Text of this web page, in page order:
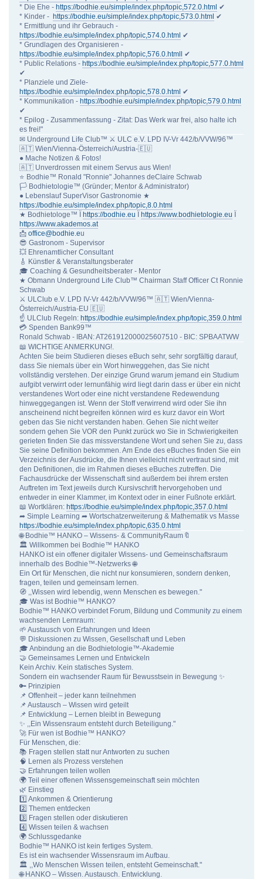
* Die Ehe - https://bodhie.eu/simple/index.php/topic,572.0.html ✔
* Kinder - https://bodhie.eu/simple/index.php/topic,573.0.html ✔
* Ermittlung und ihr Gebrauch -
https://bodhie.eu/simple/index.php/topic,574.0.html ✔
* Grundlagen des Organisieren -
https://bodhie.eu/simple/index.php/topic,576.0.htmll ✔
* Public Relations - https://bodhie.eu/simple/index.php/topic,577.0.html
✔
* Planziele und Ziele-
https://bodhie.eu/simple/index.php/topic,578.0.html ✔
* Kommunikation - https://bodhie.eu/simple/index.php/topic,579.0.html
✔
* Epilog - Zusammenfassung - Zitat: Das Werk war frei, also halte ich
es frei!"
✉ Underground Life Club™ ⚔ ULC e.V. LPD IV-Vr 442/b/VVW/96™
🇦🇹 Wien/Vienna-Österreich/Austria-🇪🇺
● Mache Notizen & Fotos!
🇦🇹 Unverdrossen mit einem Servus aus Wien!
⭐️ Bodhie™ Ronald "Ronnie" Johannes deClaire Schwab
🏳 Bodhietologie™ (Gründer; Mentor & Administrator)
● Lebenslauf SuperVisor Gastronomie ★
https://bodhie.eu/simple/index.php/topic,8.0.html
★ Bodhietologe™ Ï https://bodhie.eu Ï https://www.bodhietologie.eu Ï
https://www.akademos.at
📩 office@bodhie.eu
😎 Gastronom - Supervisor
💥 Ehrenamtlicher Consultant
🎸 Künstler & Veranstaltungsberater
🎓 Coaching & Gesundheitsberater - Mentor
★ Obmann Underground Life Club™ Chairman Staff Officer Ct Ronnie
Schwab
⚔ ULClub e.V. LPD IV-Vr 442/b/VVW/96™ 🇦🇹 Wien/Vienna-
Österreich/Austria-EU 🇪🇺
☝ ULClub Regeln: https://bodhie.eu/simple/index.php/topic,359.0.html
💳 Spenden Bank99™
Ronald Schwab - IBAN: AT261912000025607510 - BIC: SPBAATWW
📖 WICHTIGE ANMERKUNG!.
Achten Sie beim Studieren dieses eBuch sehr, sehr sorgfältig darauf,
dass Sie niemals über ein Wort hinweggehen, das Sie nicht
vollständig verstehen. Der einzige Grund warum jemand ein Studium
aufgibt verwirrt oder lernunfähig wird liegt darin dass er über ein nicht
verstandenes Wort oder eine nicht verstandene Redewendung
hinweggegangen ist. Wenn der Stoff verwirrend wird oder Sie ihn
anscheinend nicht begreifen können wird es kurz davor ein Wort
geben das Sie nicht verstanden haben. Gehen Sie nicht weiter
sondern gehen Sie VOR den Punkt zurück wo Sie in Schwierigkeiten
gerieten finden Sie das missverstandene Wort und sehen Sie zu, dass
Sie seine Definition bekommen. Am Ende des eBuches finden Sie ein
Verzeichnis der Ausdrücke, die Ihnen vielleicht nicht vertraut sind, mit
den Definitionen, die im Rahmen dieses eBuches zutreffen. Die
Fachausdrücke der Wissenschaft sind außerdem bei ihrem ersten
Auftreten im Text jeweils durch Kursivschrift hervorgehoben und
entweder in einer Klammer, im Kontext oder in einer Fußnote erklärt.
📖 Wortklären: https://bodhie.eu/simple/index.php/topic,357.0.html
➦ Simple Learning ➦ Wortschatzerweiterung & Mathematik vs Masse
https://bodhie.eu/simple/index.php/topic,635.0.html
🌐 Bodhie™ HANKO – Wissens- & CommunityRaum🔖
🏛 Willkommen bei Bodhie™ HANKO
HANKO ist ein offener digitaler Wissens- und Gemeinschaftsraum
innerhalb des Bodhie™-Netzwerks 🌐
Ein Ort für Menschen, die nicht nur konsumieren, sondern denken,
fragen, teilen und gemeinsam lernen.
🧭 ,,Wissen wird lebendig, wenn Menschen es bewegen."
🎓 Was ist Bodhie™ HANKO?
Bodhie™ HANKO verbindet Forum, Bildung und Community zu einem
wachsenden Lernraum:
🌱 Austausch von Erfahrungen und Ideen
💬 Diskussionen zu Wissen, Gesellschaft und Leben
🎓 Anbindung an die Bodhietologie™-Akademie
🤝 Gemeinsames Lernen und Entwickeln
Kein Archiv. Kein statisches System.
Sondern ein wachsender Raum für Bewusstsein in Bewegung ✨
🔑 Prinzipien
📌 Offenheit – jeder kann teilnehmen
📌 Austausch – Wissen wird geteilt
📌 Entwicklung – Lernen bleibt in Bewegung
✨ ,,Ein Wissensraum entsteht durch Beteiligung."
🚀 Für wen ist Bodhie™ HANKO?
Für Menschen, die:
📚 Fragen stellen statt nur Antworten zu suchen
🧠 Lernen als Prozess verstehen
🤝 Erfahrungen teilen wollen
🌍 Teil einer offenen Wissensgemeinschaft sein möchten
🌿 Einstieg
1️⃣ Ankommen & Orientierung
2️⃣ Themen entdecken
3️⃣ Fragen stellen oder diskutieren
4️⃣ Wissen teilen & wachsen
🌍 Schlussgedanke
Bodhie™ HANKO ist kein fertiges System.
Es ist ein wachsender Wissensraum im Aufbau.
🏛 ,,Wo Menschen Wissen teilen, entsteht Gemeinschaft."
🌐 HANKO – Wissen. Austausch. Entwicklung.